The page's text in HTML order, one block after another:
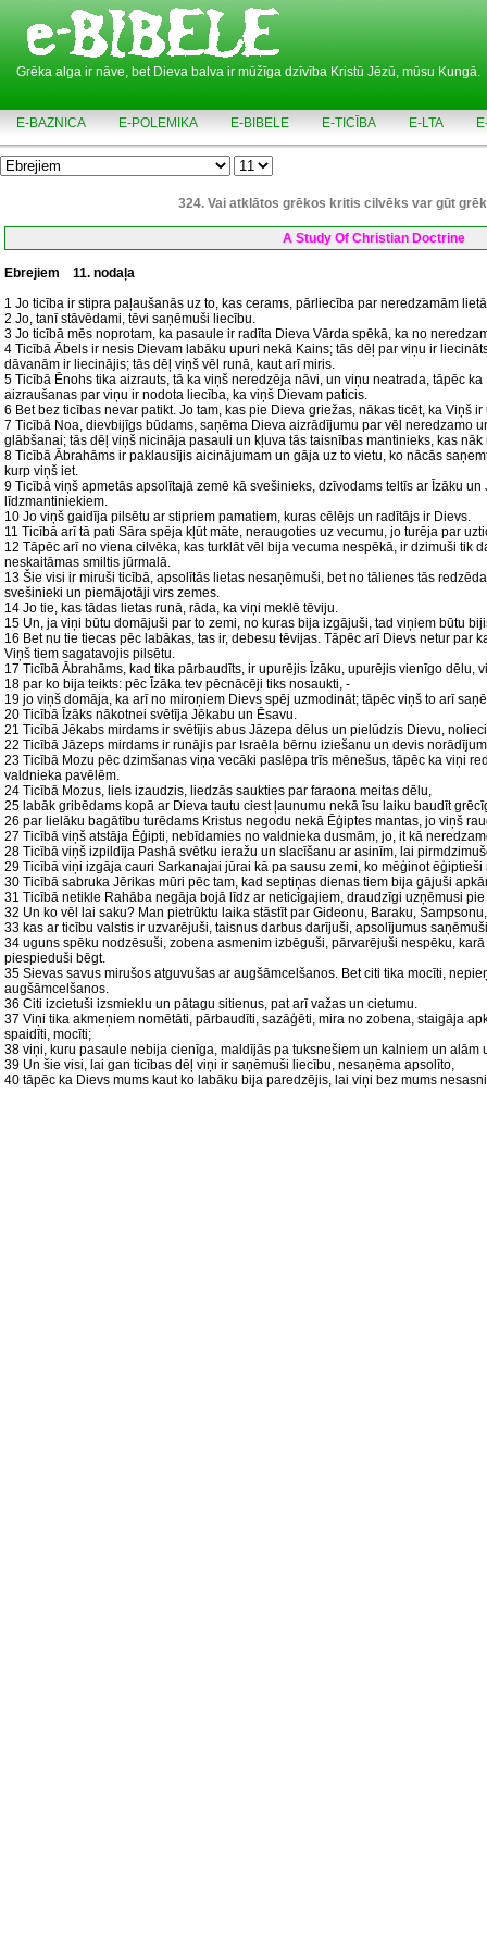
Grēka alga ir nāve, bet Dieva balva ir mūžīga dzīvība Kristū Jēzū, mūsu Kungā.
E-BAZNICA E-POLEMIKA E-BIBELE E-TICĪBA E-LTA
324. Vai atklātos grēkos kritis cilvēks var gūt
A Study Of Christian Doctrine
Ebrejiem
11. nodaļa
1 Jo ticība ir stipra paļaušanās uz to, kas cerams, pārliecība par neredzamām
2 Jo, tanī stāvēdami, tēvi saņēmuši liecību.
3 Jo ticībā mēs noprotam, ka pasaule ir radīta Dieva Vārda spēkā, ka no
4 Ticībā Ābels ir nesis Dievam labāku upuri nekā Kains; tās dēļ par viņu ir
dāvanām ir liecinājis; tās dēļ viņš vēl runā, kaut arī miris.
5 Ticībā Ēnohs tika aizrauts, tā ka viņš neredzēja nāvi, un viņu neatrada, tāpēc
aizraušanas par viņu ir nodota liecība, ka viņš Dievam paticis.
6 Bet bez ticības nevar patikt. Jo tam, kas pie Dieva griežas, nākas ticēt, ka Viņš
7 Ticībā Noa, dievbijīgs būdams, saņēma Dieva aizrādījumu par vēl neredzamo
glābšanai; tās dēļ viņš nicināja pasauli un kļuva tās taisnības mantinieks, kas nāk
8 Ticībā Ābrahāms ir paklausījis aicinājumam un gāja uz to vietu, ko nācās
kurp viņš iet.
9 Ticībā viņš apmetās apsolītajā zemē kā svešinieks, dzīvodams teltīs ar Īzāku
līdzmantiniekiem.
10 Jo viņš gaidīja pilsētu ar stipriem pamatiem, kuras cēlējs un radītājs ir Dievs.
11 Ticībā arī tā pati Sāra spēja kļūt māte, neraugoties uz vecumu, jo turēja par
12 Tāpēc arī no viena cilvēka, kas turklāt vēl bija vecuma nespēkā, ir dzimuši tik
neskaitāmas smiltis jūrmalā.
13 Šie visi ir miruši ticībā, apsolītās lietas nesaņēmuši, bet no tālienes tās
svešinieki un piemājotāji virs zemes.
14 Jo tie, kas tādas lietas runā, rāda, ka viņi meklē tēviju.
15 Un, ja viņi būtu domājuši par to zemi, no kuras bija izgājuši, tad viņiem būtu
16 Bet nu tie tiecas pēc labākas, tas ir, debesu tēvijas. Tāpēc arī Dievs netur par
Viņš tiem sagatavojis pilsētu.
17 Ticībā Ābrahāms, kad tika pārbaudīts, ir upurējis Īzāku, upurējis vienīgo dēlu,
18 par ko bija teikts: pēc Īzāka tev pēcnācēji tiks nosaukti, -
19 jo viņš domāja, ka arī no miroņiem Dievs spēj uzmodināt; tāpēc viņš to arī
20 Ticībā Īzāks nākotnei svētīja Jēkabu un Ēsavu.
21 Ticībā Jēkabs mirdams ir svētījis abus Jāzepa dēlus un pielūdzis Dievu,
22 Ticībā Jāzeps mirdams ir runājis par Israēla bērnu iziešanu un devis
23 Ticībā Mozu pēc dzimšanas viņa vecāki paslēpa trīs mēnešus, tāpēc ka viņi
valdnieka pavēlēm.
24 Ticībā Mozus, liels izaudzis, liedzās saukties par faraona meitas dēlu,
25 labāk gribēdams kopā ar Dieva tautu ciest ļaunumu nekā īsu laiku baudīt
26 par lielāku bagātību turēdams Kristus negodu nekā Ēģiptes mantas, jo viņš
27 Ticībā viņš atstāja Ēģipti, nebīdamies no valdnieka dusmām, jo, it kā
28 Ticībā viņš izpildīja Pashā svētku ieražu un slacīšanu ar asinīm, lai
29 Ticībā viņi izgāja cauri Sarkanajai jūrai kā pa sausu zemi, ko mēģinot ēģiptieši
30 Ticībā sabruka Jērikas mūri pēc tam, kad septiņas dienas tiem bija gājuši
31 Ticībā netikle Rahāba negāja bojā līdz ar neticīgajiem, draudzīgi uzņēmusi
32 Un ko vēl lai saku? Man pietrūktu laika stāstīt par Gideonu, Baraku,
33 kas ar ticību valstis ir uzvarējuši, taisnus darbus darījuši, apsolījumus
34 uguns spēku nodzēsuši, zobena asmenim izbēguši, pārvarējuši nespēku,
piespieduši bēgt.
35 Sievas savus mirušos atguvušas ar augšāmcelšanos. Bet citi tika mocīti,
augšāmcelšanos.
36 Citi izcietuši izsmieklu un pātagu sitienus, pat arī važas un cietumu.
37 Viņi tika akmeņiem nomētāti, pārbaudīti, sazāģēti, mira no zobena, staigāja
spaidīti, mocīti;
38 viņi, kuru pasaule nebija cienīga, maldījās pa tuksnešiem un kalniem un alām
39 Un šie visi, lai gan ticības dēļ viņi ir saņēmuši liecību, nesaņēma apsolīto,
40 tāpēc ka Dievs mums kaut ko labāku bija paredzējis, lai viņi bez mums